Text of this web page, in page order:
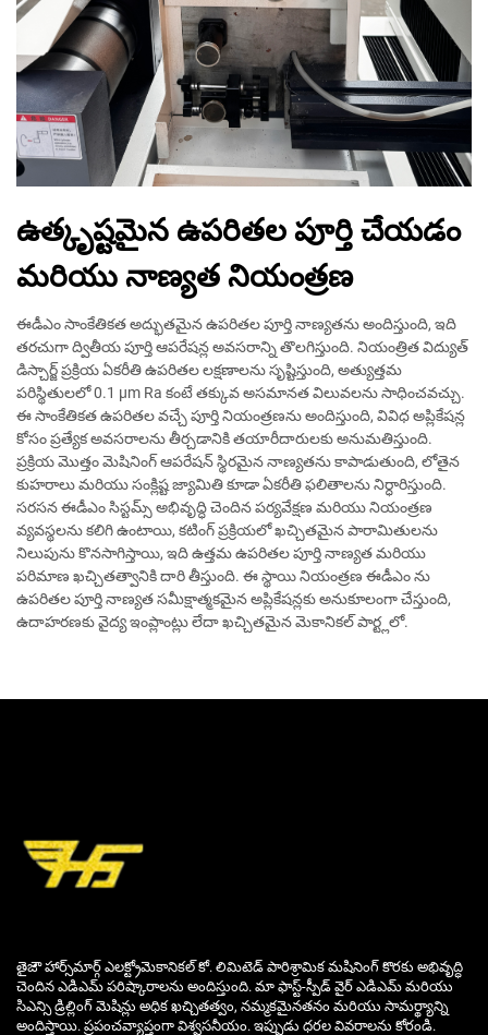
ఉత్కృష్టమైన ఉపరితల పూర్తి చేయడం
మరియు నాణ్యత నియంత్రణ
ఈడీఎం సాంకేతికత అద్భుతమైన ఉపరితల పూర్తి నాణ్యతను అందిస్తుంది, ఇది
తరచుగా ద్వితీయ పూర్తి ఆపరేషన్ల అవసరాన్ని తొలగిస్తుంది. నియంత్రిత విద్యుత్
డిస్చార్జ్ ప్రక్రియ ఏకరీతి ఉపరితల లక్షణాలను సృష్టిస్తుంది, అత్యుత్తమ
పరిస్థితులలో 0.1 μm Ra కంటే తక్కువ అసమానత విలువలను సాధించవచ్చు.
ఈ సాంకేతికత ఉపరితల వచ్చే పూర్తి నియంత్రణను అందిస్తుంది, వివిధ అప్లికేషన్ల
కోసం ప్రత్యేక అవసరాలను తీర్చడానికి తయారీదారులకు అనుమతిస్తుంది.
ప్రక్రియ మొత్తం మెషినింగ్ ఆపరేషన్ స్థిరమైన నాణ్యతను కాపాడుతుంది, లోతైన
కుహరాలు మరియు సంక్లిష్ట జ్యామితి కూడా ఏకరీతి ఫలితాలను నిర్ధారిస్తుంది.
సరసన ఈడీఎం సిస్టమ్స్ అభివృద్ధి చెందిన పర్యవేక్షణ మరియు నియంత్రణ
వ్యవస్థలను కలిగి ఉంటాయి, కటింగ్ ప్రక్రియలో ఖచ్చితమైన పారామితులను
నిలుపును కొనసాగిస్తాయి, ఇది ఉత్తమ ఉపరితల పూర్తి నాణ్యత మరియు
పరిమాణ ఖచ్చితత్వానికి దారి తీస్తుంది. ఈ స్థాయి నియంత్రణ ఈడీఎం ను
ఉపరితల పూర్తి నాణ్యత సమీక్షాత్మకమైన అప్లికేషన్లకు అనుకూలంగా చేస్తుంది,
ఉదాహరణకు వైద్య ఇంప్లాంట్లు లేదా ఖచ్చితమైన మెకానికల్ పార్ట్లలో.
తైజౌ హార్స్‌మార్గ్ ఎలక్ట్రోమెకానికల్ కో. లిమిటెడ్ పారిశ్రామిక మషినింగ్ కొరకు అభివృద్ధి
చెందిన ఎడిఎమ్ పరిష్కారాలను అందిస్తుంది. మా ఫాస్ట్-స్పీడ్ వైర్ ఎడిఎమ్ మరియు
సిఎన్సి డ్రిల్లింగ్ మెషిన్లు అధిక ఖచ్చితత్వం, నమ్మకమైనతనం మరియు సామర్థ్యాన్ని
అందిస్తాయి. ప్రపంచవ్యాప్తంగా విశ్వసనీయం. ఇప్పుడు ధరల వివరాలను కోరండి.